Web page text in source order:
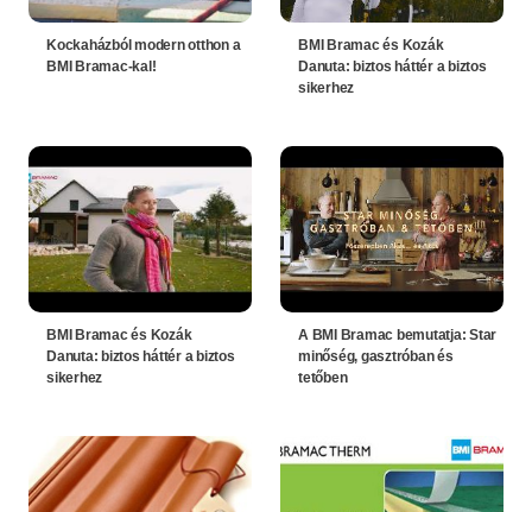
Kockaházból modern otthon a
BMI Bramac-kal!
BMI Bramac és Kozák
Danuta: biztos háttér a biztos
sikerhez
BMI Bramac és Kozák
Danuta: biztos háttér a biztos
sikerhez
A BMI Bramac bemutatja: Star
minőség, gasztróban és
tetőben